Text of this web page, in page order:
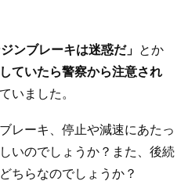
ジンブレーキは迷惑だ」 とか
ていたら警察から注意され
いました。
レーキ、停止や減速にあたっ
いのでしょうか？また、後続
ちらなのでしょうか？